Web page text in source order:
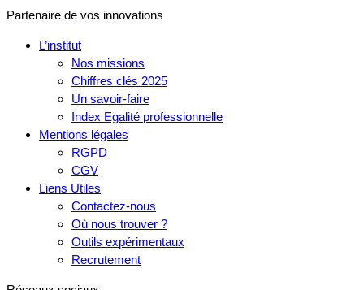
Partenaire de vos innovations
L’institut
Nos missions
Chiffres clés 2025
Un savoir-faire
Index Egalité professionnelle
Mentions légales
RGPD
CGV
Liens Utiles
Contactez-nous
Où nous trouver ?
Outils expérimentaux
Recrutement